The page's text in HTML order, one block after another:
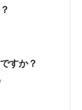
すか？